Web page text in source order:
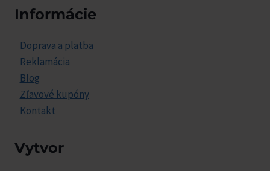
Informácie
Doprava a platba
Reklamácia
Blog
Zľavové kupóny
Kontakt
Vytvor